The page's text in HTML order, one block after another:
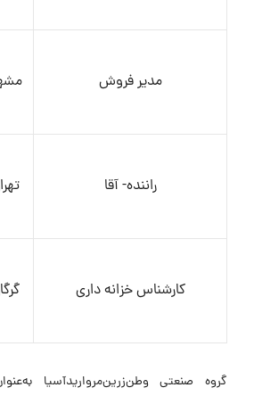
مدیر فروش
راننده- آقا
کارشناس خزانه داری
گروه صنعتی وطن‌زرین‌مروارید‌آسیا